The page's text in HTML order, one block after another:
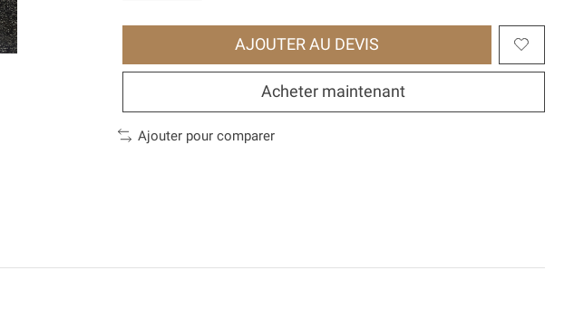
AJOUTER AU DEVIS
Acheter maintenant
Ajouter pour comparer